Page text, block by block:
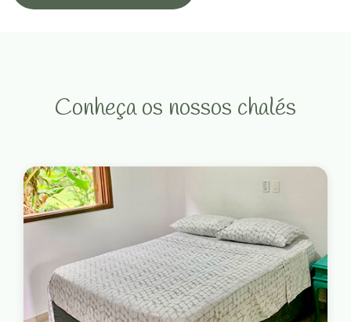
Conheça os nossos chalés